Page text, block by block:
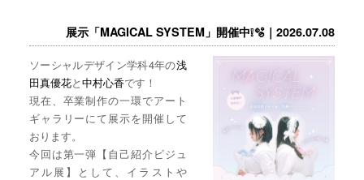
展示「MAGICAL SYSTEM」開催中❕🫧｜2026.07.08
ソーシャルデザイン学科4年の浅
田真優花と中村心香です！
現在、卒業制作の一環でアート
ギャラリーにて展示を開催して
おります。
今回は第一弾【自己紹介ビジュ
アル展】として、イラストや